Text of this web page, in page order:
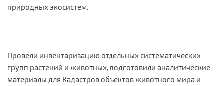
природных экосистем.
Провели инвентаризацию отдельных систематических
групп растений и животных, подготовили аналитические
материалы для Кадастров объектов животного мира и